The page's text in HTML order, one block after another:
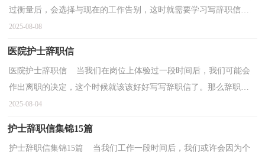
过衡量后，会选择与现在的工作告别，这时就需要学习写辞职信
吧。你想知道辞职信怎么写吗？以下是小编帮大家整理的个...
2025-08-08
医院护士辞职信
医院护士辞职信 当我们在岗位上体验过一段时间后，我们可能会
作出离职的决定，这个时候就该该好好写写辞职信了。那么辞职信
应该包括什么内容呢？下面是小编整理的医院护士辞职...
2025-08-04
护士辞职信集锦15篇
护士辞职信集锦15篇 当我们工作一段时间后，我们或许会因为个